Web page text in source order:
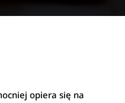
opiera się na